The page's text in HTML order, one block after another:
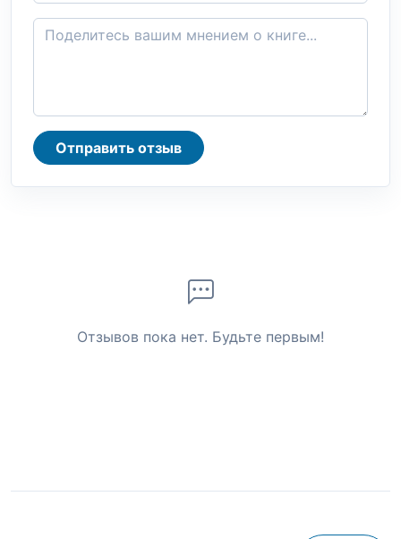
Отправить отзыв
Отзывов пока нет. Будьте первым!